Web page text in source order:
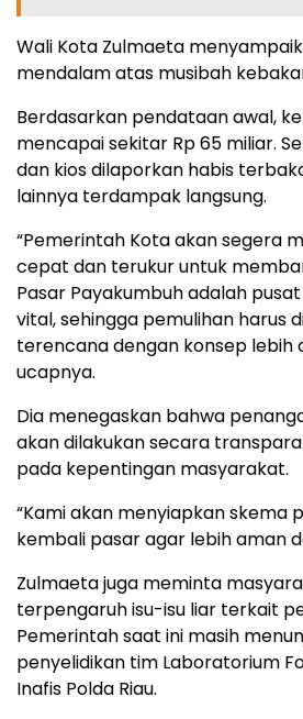
Wali Kota Zulmaeta
mendalam atas musibah
Berdasarkan pendataan awal,
mencapai sekitar Rp 65 miliar.
dan kios dilaporkan habis
lainnya terdampak langsung.
“Pemerintah Kota akan segera
cepat dan terukur untuk
Pasar Payakumbuh adalah
vital, sehingga pemulihan harus
terencana dengan konsep lebih
ucapnya.
Dia menegaskan bahwa
akan dilakukan secara
pada kepentingan masyarakat.
“Kami akan menyiapkan skema
kembali pasar agar lebih aman
Zulmaeta juga meminta
terpengaruh isu-isu liar terkait
Pemerintah saat ini masih
penyelidikan tim Laboratorium
Inafis Polda Riau.